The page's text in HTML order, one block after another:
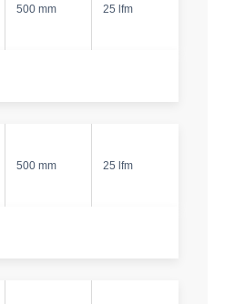
500 mm 25 lfm
500 mm 25 lfm